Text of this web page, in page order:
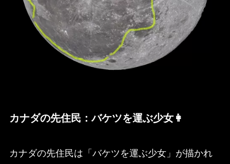
カナダの先住民：バケツを運ぶ少女👩
カナダの先住民は「バケツを運ぶ少女」が描かれ